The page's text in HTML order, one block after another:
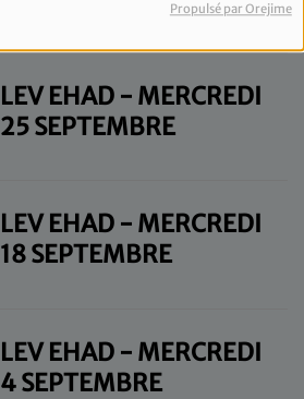
Propulsé par Orejime
LEV EHAD - MERCREDI
25 SEPTEMBRE
LEV EHAD - MERCREDI
18 SEPTEMBRE
LEV EHAD - MERCREDI
4 SEPTEMBRE